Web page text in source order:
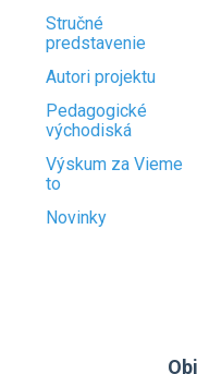
Stručné
predstavenie
Autori projektu
Pedagogické
východiská
Výskum za Vieme
to
Novinky